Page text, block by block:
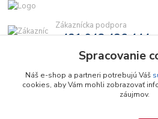
Zákaznícka podpora
+421 948 436 444
(Po-Pia, 9-16 hod.)
info@najdielna.sk
Spracovanie
Náš e-shop a partneri potrebujú Váš
cookies, aby Vám mohli zobrazovať
záujmov.